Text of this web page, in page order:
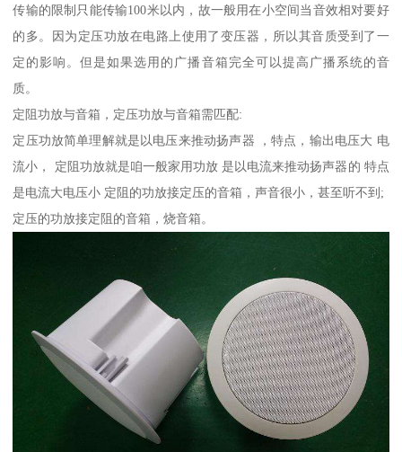
传输的限制只能传输100米以内，故一般用在小空间当音效相对要好
的多。因为定压功放在电路上使用了变压器，所以其音质受到了一
定的影响。但是如果选用的广播音箱完全可以提高广播系统的音
质。
定阻功放与音箱，定压功放与音箱需匹配:
定压功放简单理解就是以电压来推动扬声器 ，特点，输出电压大 电
流小， 定阻功放就是咱一般家用功放 是以电流来推动扬声器的 特点
是电流大电压小 定阻的功放接定压的音箱，声音很小，甚至听不到;
定压的功放接定阻的音箱，烧音箱。